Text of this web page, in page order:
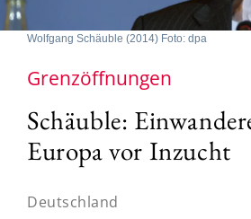
Wolfgang Schäuble (2014) Foto: dpa
Grenzöffnungen
Schäuble:
Europa vor Inzucht
Deutschland